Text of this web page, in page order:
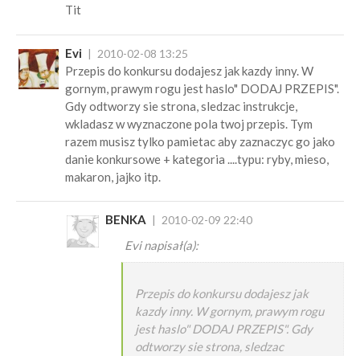
Tit
Evi 2010-02-08 13:25
Przepis do konkursu dodajesz jak kazdy inny. W
gornym, prawym rogu jest haslo" DODAJ PRZEPIS".
Gdy odtworzy sie strona, sledzac instrukcje,
wkladasz w wyznaczone pola twoj przepis. Tym
razem musisz tylko pamietac aby zaznaczyc go jako
danie konkursowe + kategoria ....typu: ryby, mieso,
makaron, jajko itp.
BENKA 2010-02-09 22:40
Evi napisał(a):
Przepis do konkursu dodajesz jak
kazdy inny. W gornym, prawym rogu
jest haslo" DODAJ PRZEPIS". Gdy
odtworzy sie strona, sledzac